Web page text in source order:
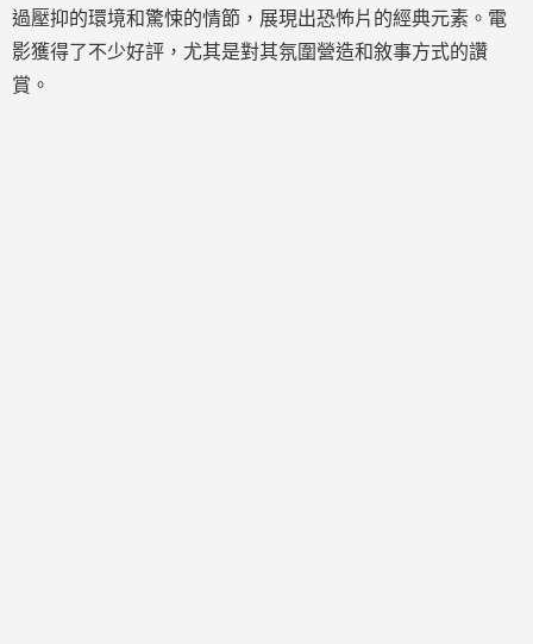
過壓抑的環境和驚悚的情節，展現出恐怖片的經典元素。電
影獲得了不少好評，尤其是對其氛圍營造和敘事方式的讚
賞。